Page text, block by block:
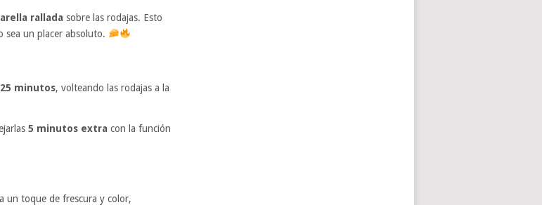
rallada sobre las rodajas. Esto
sea un placer absoluto.
minutos, volteando las rodajas a la
5 minutos extra con la función
un toque de frescura y color,